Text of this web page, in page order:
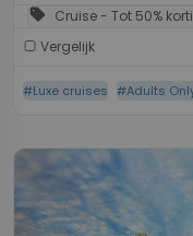
sell Cruise - Tot 50%
Vergelijk
#Luxe cruises #Adults